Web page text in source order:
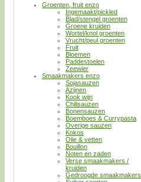
Groenten, fruit enzo
Ingemaakt/pickled
Blad/stengel groenten
Groene kruiden
Wortel/knol groenten
Vrucht/peul groenten
Fruit
Bloemen
Paddestoelen
Zeewier
Smaakmakers enzo
Sojasauzen
Azijnen
Kook wijn
Chilisauzen
Bonensauzen
Boemboes & Currypasta
Overige sauzen
Kokos
Olie & vetten
Bouillon
Noten en zaden
Verse smaakmakers /
kruiden
Gedroogde smaakmakers